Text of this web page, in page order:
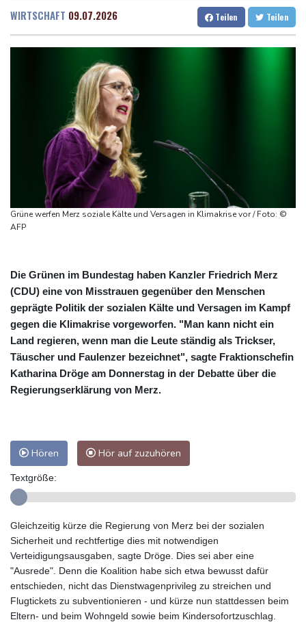
Dresden
28 °C Wien
30 °C
Baden-Baden
28 °C
den Winter
Drohnen über Bundeswehrstandort in Nordrhein-Westfalen
gesichtet
Ungarns Regierungspartei nominiert Ex-Gerichtspräsidenten
Baka als Staatschef
Schwimm-EM: Halbisch winkt und springt zu Bronze
Selenskyj: Ukraine hat praktisch keine intakten
Wärmekraftwerke mehr
Braunschweig nach Kantersieg in Magdeburg an der Spitze
Absteiger schlägt Aufsteiger: Heidenheim siegt turbulent
WIRTSCHAFT 09.07.2026 Teilen Teilen
Grüne werfen Merz soziale Kälte und Versagen in Klimakrise vor / Foto: ©
AFP
Die Grünen im Bundestag haben Kanzler Friedrich Merz
(CDU) eine von Misstrauen gegenüber den Menschen
geprägte Politik der sozialen Kälte und Versagen im Kampf
gegen die Klimakrise vorgeworfen. "Man kann nicht ein
Land regieren, wenn man die Leute ständig als Trickser,
Täuscher und Faulenzer bezeichnet", sagte Fraktionschefin
Katharina Dröge am Donnerstag in der Debatte über die
Regierungserklärung von Merz.
Hören Hör auf zuzuhören
Textgröße:
Gleichzeitig kürze die Regierung von Merz bei der sozialen
Sicherheit und rechtfertige dies mit notwendigen
Verteidigungsausgaben, sagte Dröge. Dies sei aber eine
"Ausrede". Denn die Koalition habe sich etwa bewusst dafür
entschieden, nicht das Dienstwagenprivileg zu streichen und
Flugtickets zu subventionieren - und kürze nun stattdessen beim
Eltern- und beim Wohngeld sowie beim Kindersofortzuschlag.